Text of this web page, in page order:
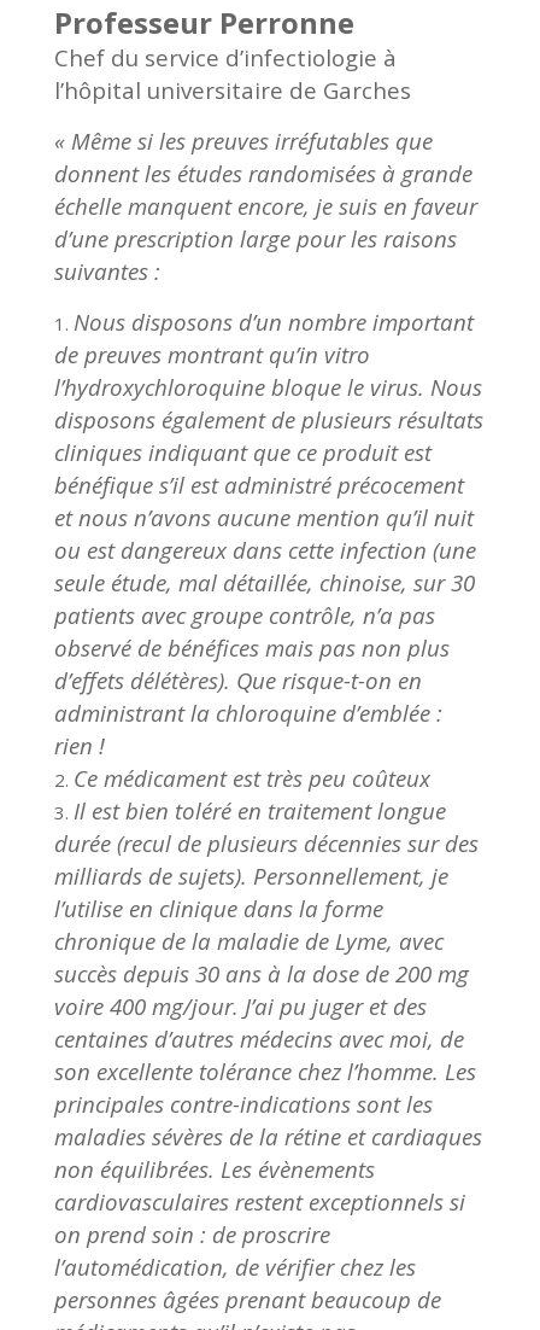
Professeur Perronne
Chef du service d’infectiologie à
l’hôpital universitaire de Garches
« Même si les preuves irréfutables que
donnent les études randomisées à grande
échelle manquent encore, je suis en faveur
d’une prescription large pour les raisons
suivantes :
Nous disposons d’un nombre important
de preuves montrant qu’in vitro
l’hydroxychloroquine bloque le virus. Nous
disposons également de plusieurs résultats
cliniques indiquant que ce produit est
bénéfique s’il est administré précocement
et nous n’avons aucune mention qu’il nuit
ou est dangereux dans cette infection (une
seule étude, mal détaillée, chinoise, sur 30
patients avec groupe contrôle, n’a pas
observé de bénéfices mais pas non plus
d’effets délétères). Que risque-t-on en
administrant la chloroquine d’emblée :
rien !
Ce médicament est très peu coûteux
Il est bien toléré en traitement longue
durée (recul de plusieurs décennies sur des
milliards de sujets). Personnellement, je
l’utilise en clinique dans la forme
chronique de la maladie de Lyme, avec
succès depuis 30 ans à la dose de 200 mg
voire 400 mg/jour. J’ai pu juger et des
centaines d’autres médecins avec moi, de
son excellente tolérance chez l’homme. Les
principales contre-indications sont les
maladies sévères de la rétine et cardiaques
non équilibrées. Les évènements
cardiovasculaires restent exceptionnels si
on prend soin : de proscrire
l’automédication, de vérifier chez les
personnes âgées prenant beaucoup de